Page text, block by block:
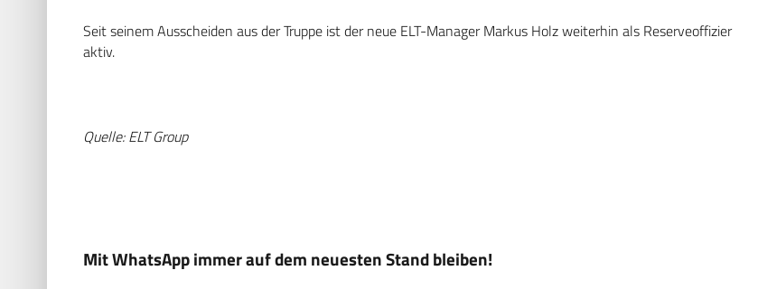
Seit seinem Ausscheiden aus der Truppe ist der neue ELT-Manager Markus Holz weiterhin als Reserveoffizier
aktiv.
Quelle: ELT Group
Mit WhatsApp immer auf dem neuesten Stand bleiben!